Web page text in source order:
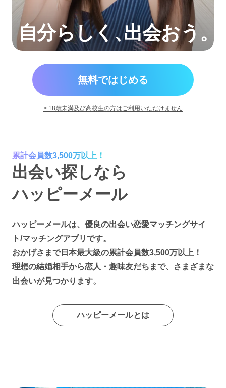
自分らしく、出会おう。
無料ではじめる
> 18歳未満及び高校生の方はご利用いただけません
累計会員数3,500万以上！
出会い探しなら
ハッピーメール
ハッピーメールは、優良の出会い恋愛マッチングサイ
ト/マッチングアプリです。
おかげさまで日本最大級の累計会員数3,500万以上！
理想の結婚相手から恋人・趣味友だちまで、さまざまな
出会いが見つかります。
ハッピーメールとは